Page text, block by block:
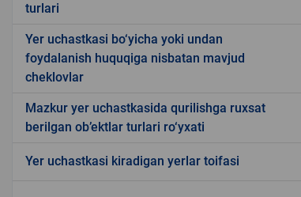
turlari
Yer uchastkasi bo‘yicha yoki undan
foydalanish huquqiga nisbatan mavjud
cheklovlar
Mazkur yer uchastkasida qurilishga ruxsat
berilgan ob’ektlar turlari ro‘yxati
Yer uchastkasi kiradigan yerlar toifasi